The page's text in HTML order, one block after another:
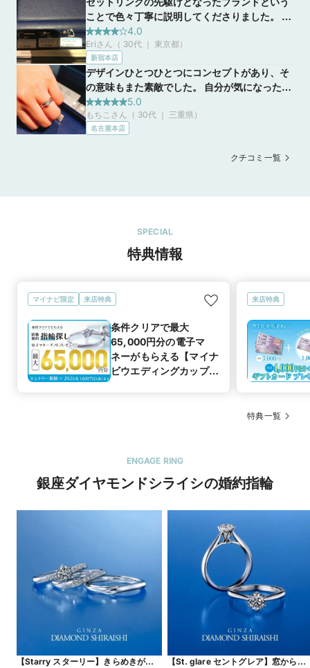
ことで色々丁寧に説明してくださりました。 一
粒リングとハーフエタニティのセットにした
かったのですが、ダイヤモンドが当たらない方
が良いとアドバイスも頂き勉強になりました。
4.0
Eriさん（ 30代 ｜ 東京都）
新宿本店
デザインひとつひとつにコンセプトがあり、そ
の意味もまた素敵でした。 自分が気になった指
輪の意味を見た時、運命を感じました。 ダイヤ
モンドの種類が豊富で、大きさや輝き、値段
等、自分が重視したいものを聞いてくださり、
無知だった私達にも分かりやすく説明してくだ
5.0
もちこさん（ 30代 ｜ 三重県）
名古屋本店
クチコミ一覧
SPECIAL
特典情報
マイナビ限定 来店特典
条件クリアで最大
65,000円分の電子マ
ネーがもらえる【マイナ
ビウエディングカップル
来店特典
特典一覧
ENGAGE RING
銀座ダイヤモンドシライシの婚約指輪
【Starry スターリー】きらめきがひ
【St. glare セントグレア】窓から差